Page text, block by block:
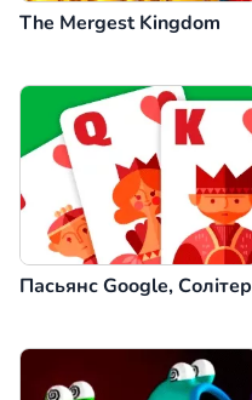
The Mergest Kingdom
Пасьянс Google, Солітер